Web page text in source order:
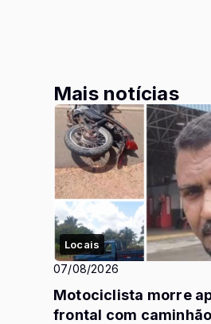
Mais notícias
Locais
07/08/2026
Motociclista morre
frontal com